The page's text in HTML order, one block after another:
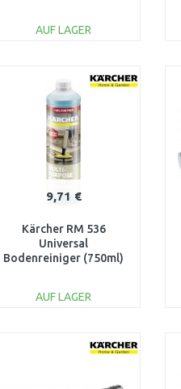
AUF LAGER
Vergleichen
9,71 €
Kärcher RM 536
Universal
Bodenreiniger (750ml)
AUF LAGER